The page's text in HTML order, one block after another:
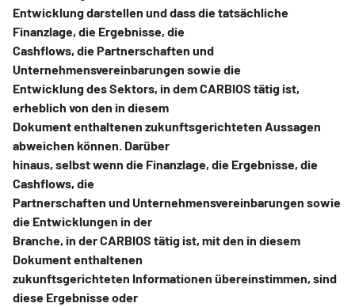
Entwicklung darstellen und dass die tatsächliche
Finanzlage, die Ergebnisse, die
Cashflows, die Partnerschaften und
Unternehmensvereinbarungen sowie die
Entwicklung des Sektors, in dem CARBIOS tätig ist,
erheblich von den in diesem
Dokument enthaltenen zukunftsgerichteten Aussagen
abweichen können. Darüber
hinaus, selbst wenn die Finanzlage, die Ergebnisse, die
Cashflows, die
Partnerschaften und Unternehmensvereinbarungen sowie
die Entwicklungen in der
Branche, in der CARBIOS tätig ist, mit den in diesem
Dokument enthaltenen
zukunftsgerichteten Informationen übereinstimmen, sind
diese Ergebnisse oder